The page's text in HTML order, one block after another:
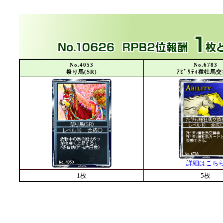
No.4053
祭り馬(SR)
No.6783
ｱﾋﾞﾘﾃｨ種牡馬
詳細はこち
1枚
5枚